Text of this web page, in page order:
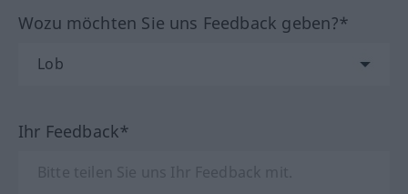
Wozu möchten Sie uns Feedback geben?*
Ihr Feedback*